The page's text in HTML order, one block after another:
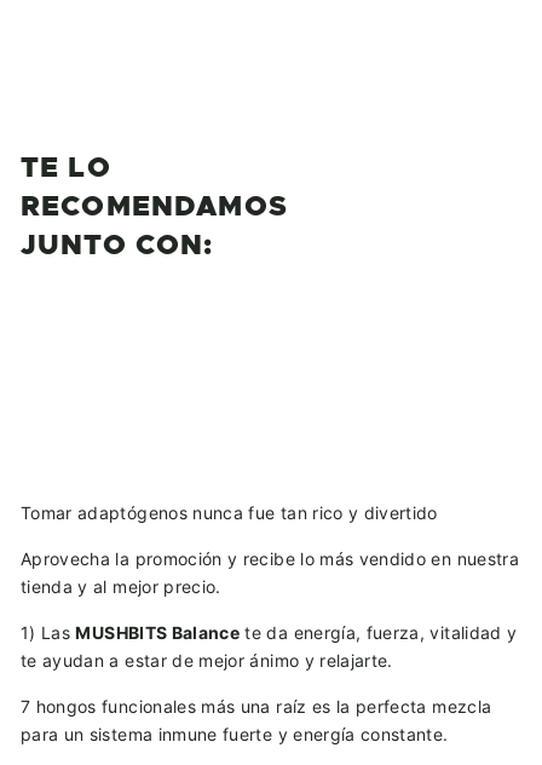
TE LO
RECOMENDAMOS
JUNTO CON:
Tomar adaptógenos nunca fue tan rico y divertido
Aprovecha la promoción y recibe lo más vendido en nuestra
tienda y al mejor precio.
1) LasMUSHBITS Balance te da energía, fuerza, vitalidad y
te ayudan a estar de mejor ánimo y relajarte.
7 hongos funcionales más una raíz es la perfecta mezcla
para un sistema inmune fuerte y energía constante.